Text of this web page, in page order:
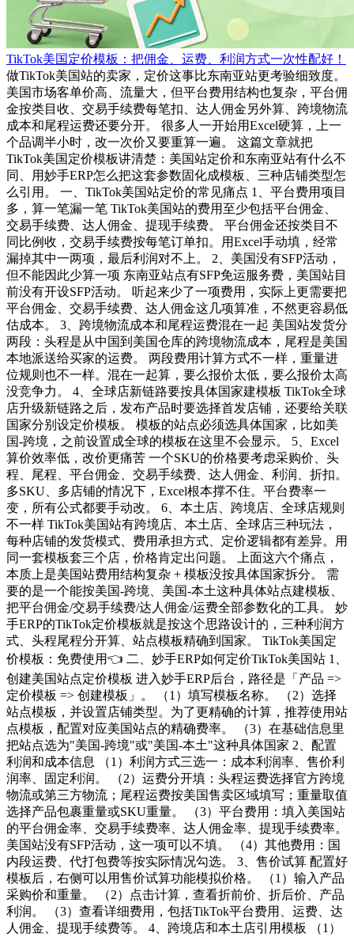
TikTok美国定价模板：把佣金、运费、利润方式一次性配好！
做TikTok美国站的卖家，定价这事比东南亚站更考验细致度。
美国市场客单价高、流量大，但平台费用结构也复杂，平台佣
金按类目收、交易手续费每笔扣、达人佣金另外算、跨境物流
成本和尾程运费还要分开。 很多人一开始用Excel硬算，上一
个品调半小时，改一次价又要重算一遍。 这篇文章就把
TikTok美国定价模板讲清楚：美国站定价和东南亚站有什么不
同、用妙手ERP怎么把这套参数固化成模板、三种店铺类型怎
么引用。 一、TikTok美国站定价的常见痛点 1、平台费用项目
多，算一笔漏一笔 TikTok美国站的费用至少包括平台佣金、
交易手续费、达人佣金、提现手续费。 平台佣金还按类目不
同比例收，交易手续费按每笔订单扣。用Excel手动填，经常
漏掉其中一两项，最后利润对不上。 2、美国没有SFP活动，
但不能因此少算一项 东南亚站点有SFP免运服务费，美国站目
前没有开设SFP活动。 听起来少了一项费用，实际上更需要把
平台佣金、交易手续费、达人佣金这几项算准，不然更容易低
估成本。 3、跨境物流成本和尾程运费混在一起 美国站发货分
两段：头程是从中国到美国仓库的跨境物流成本，尾程是美国
本地派送给买家的运费。 两段费用计算方式不一样，重量进
位规则也不一样。混在一起算，要么报价太低，要么报价太高
没竞争力。 4、全球店新链路要按具体国家建模板 TikTok全球
店升级新链路之后，发布产品时要选择首发店铺，还要给关联
国家分别设定价模板。 模板的站点必须选具体国家，比如美
国-跨境，之前设置成全球的模板在这里不会显示。 5、Excel
算价效率低，改价更痛苦 一个SKU的价格要考虑采购价、头
程、尾程、平台佣金、交易手续费、达人佣金、利润、折扣。
多SKU、多店铺的情况下，Excel根本撑不住。平台费率一
变，所有公式都要手动改。 6、本土店、跨境店、全球店规则
不一样 TikTok美国站有跨境店、本土店、全球店三种玩法，
每种店铺的发货模式、费用承担方式、定价逻辑都有差异。用
同一套模板套三个店，价格肯定出问题。 上面这六个痛点，
本质上是美国站费用结构复杂 + 模板没按具体国家拆分。 需
要的是一个能按美国-跨境、美国-本土这种具体站点建模板、
把平台佣金/交易手续费/达人佣金/运费全部参数化的工具。 妙
手ERP的TikTok定价模板就是按这个思路设计的，三种利润方
式、头程尾程分开算、站点模板精确到国家。 TikTok美国定
价模板：免费使用👈 二、妙手ERP如何定价TikTok美国站 1、
创建美国站点定价模板 进入妙手ERP后台，路径是「产品 =>
定价模板 => 创建模板」。 （1）填写模板名称。 （2）选择
站点模板，并设置店铺类型。为了更精确的计算，推荐使用站
点模板，配置对应美国站点的精确费率。 （3）在基础信息里
把站点选为"美国-跨境"或"美国-本土"这种具体国家 2、配置
利润和成本信息 （1）利润方式三选一：成本利润率、售价利
润率、固定利润。 （2）运费分开填：头程运费选择官方跨境
物流或第三方物流；尾程运费按美国售卖区域填写；重量取值
选择产品包裹重量或SKU重量。 （3）平台费用：填入美国站
的平台佣金率、交易手续费率、达人佣金率、提现手续费率。
美国站没有SFP活动，这一项可以不填。 （4）其他费用：国
内段运费、代打包费等按实际情况勾选。 3、售价试算 配置好
模板后，右侧可以用售价试算功能模拟价格。 （1）输入产品
采购价和重量。 （2）点击计算，查看折前价、折后价、产品
利润。 （3）查看详细费用，包括TikTok平台费用、运费、达
人佣金、提现手续费等。 4、跨境店和本土店引用模板 （1）